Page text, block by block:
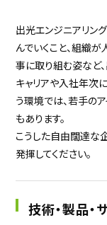
出光エンジニアリン
んでいくこと、組織
事に取り組む姿など
キャリアや入社年次
う環境では、若手の
もあります。
こうした自由闊達な
発揮してください。
技術・製品・